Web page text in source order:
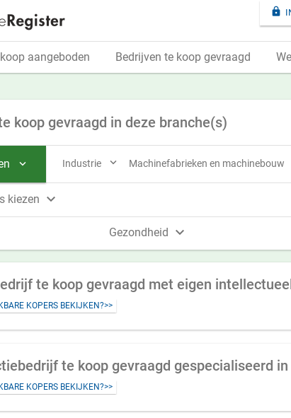
koop gevraagd in deze branche(s)
 Industrie  Machinefabrieken en machinebouw
kiezen 
Gezondheid 
te koop gevraagd met eigen
KOPERS BEKIJKEN?>>
te koop gevraagd gespecialiseerd
KOPERS BEKIJKEN?>>

aangeboden Bedrijven te koop gevraagd